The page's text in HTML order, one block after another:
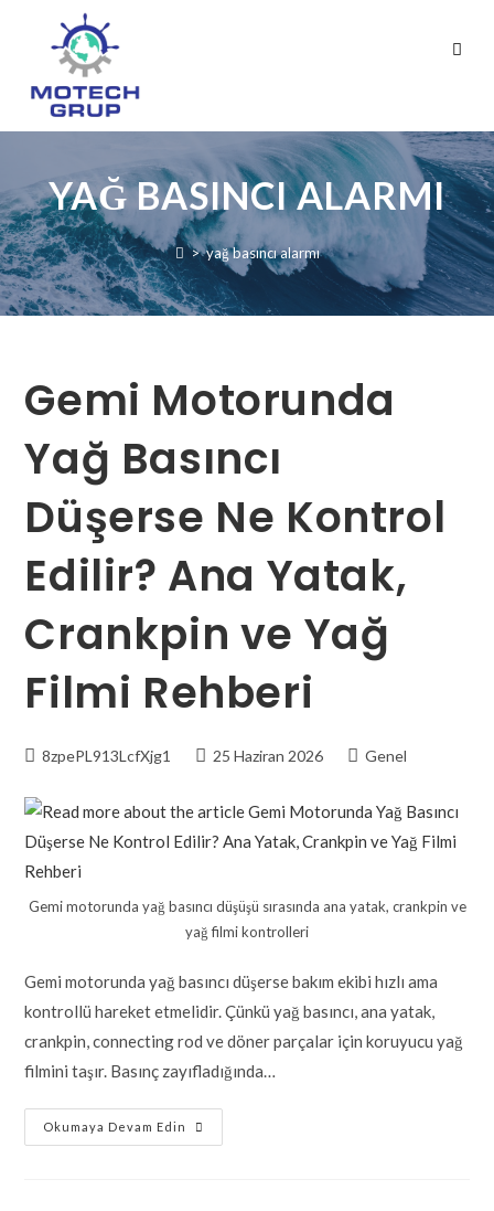
YAĞ BASINCI ALARMI
> yağ basıncı alarmı
Gemi Motorunda
Yağ Basıncı
Düşerse Ne Kontrol
Edilir? Ana Yatak,
Crankpin ve Yağ
Filmi Rehberi
8zpePL913LcfXjg1 25 Haziran 2026 Genel
Gemi motorunda yağ basıncı düşüşü sırasında ana yatak, crankpin ve
yağ filmi kontrolleri
Gemi motorunda yağ basıncı düşerse bakım ekibi hızlı ama
kontrollü hareket etmelidir. Çünkü yağ basıncı, ana yatak,
crankpin, connecting rod ve döner parçalar için koruyucu yağ
filmini taşır. Basınç zayıfladığında…
Okumaya Devam Edin